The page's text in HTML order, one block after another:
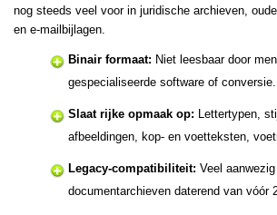
nog steeds veel voor in juridische archieven,
en e-mailbijlagen.
Binair formaat: Niet leesbaar door
gespecialiseerde software of conversie.
Slaat rijke opmaak op: Lettertypen,
afbeeldingen, kop- en voetteksten,
Legacy-compatibiliteit: Veel
documentarchieven daterend van vóór